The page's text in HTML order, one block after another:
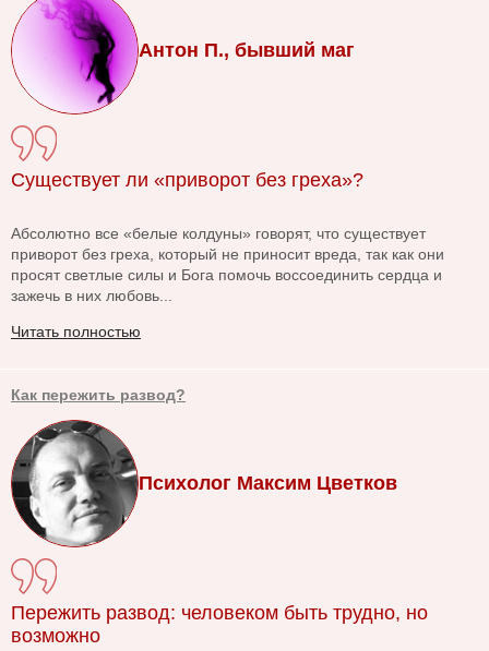
Антон П., бывший маг
Существует ли «приворот без греха»?
Абсолютно все «белые колдуны» говорят, что существует
приворот без греха, который не приносит вреда, так как они
просят светлые силы и Бога помочь воссоединить сердца и
зажечь в них любовь...
Читать полностью
Как пережить развод?
Психолог Максим Цветков
Пережить развод: человеком быть трудно, но
возможно